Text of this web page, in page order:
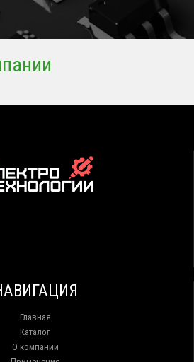
Главная
Каталог
О компании